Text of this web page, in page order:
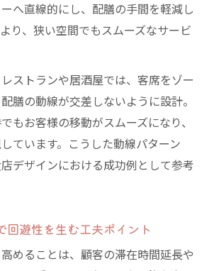
へ直線的にし、配膳の手間を軽減し
り、狭い空間でもスムーズなサービ
ストランや居酒屋では、客席をゾー
膳の動線が交差しないように設計。
もお客様の移動がスムーズになり、
ています。こうした動線パターン
デザインにおける成功例として参考
回遊性を生む工夫ポイント
めることは、顧客の滞在時間延長や